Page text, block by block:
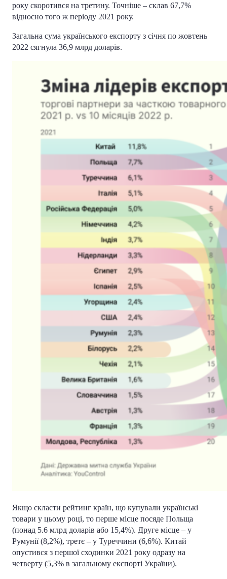
року скоротився на третину. Точніше – склав 67,7%
відносно того ж періоду 2021 року.
Загальна сума українського експорту з січня по жовтень
2022 сягнула 36,9 млрд доларів.
Якщо скласти рейтинг країн, що купували українські
товари у цьому році, то перше місце посяде Польща
(понад 5.6 млрд доларів або 15,4%). Друге місце – у
Румунії (8,2%), третє – у Туреччини (6,6%). Китай
опустився з першої сходинки 2021 року одразу на
четверту (5,3% в загальному експорті України).